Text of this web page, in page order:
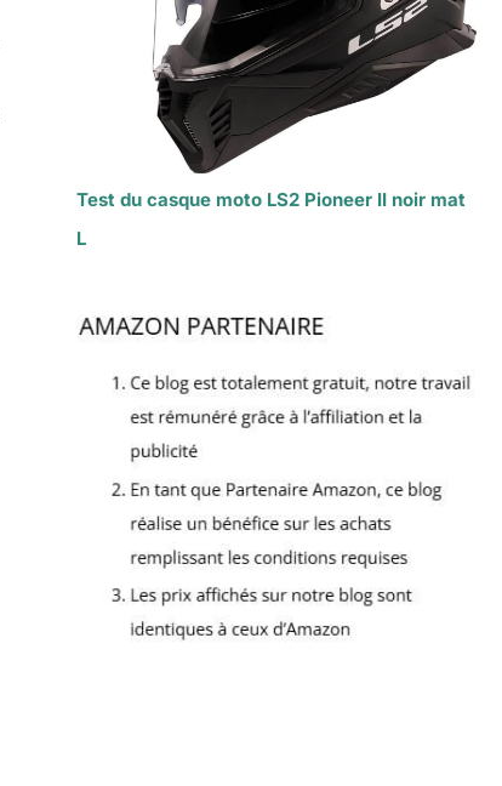
Test du casque moto LS2 Pioneer II noir mat
L